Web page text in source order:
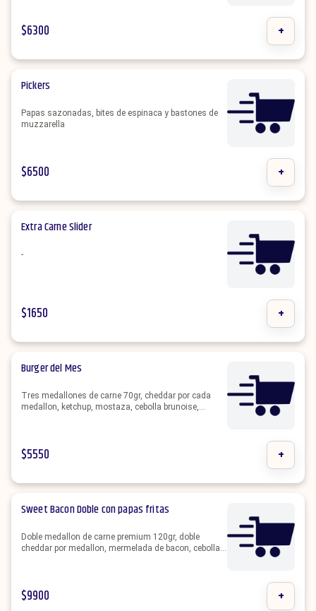
$6300 +
Pickers
Papas sazonadas, bites de espinaca y bastones de
muzzarella
$6500 +
Extra Carne Slider
-
$1650 +
Burger del Mes
Tres medallones de carne 70gr, cheddar por cada
medallon, ketchup, mostaza, cebolla brunoise,
$5550 +
Sweet Bacon Doble con papas fritas
Doble medallon de carne premium 120gr, doble
cheddar por medallon, mermelada de bacon, cebolla
$9900 +